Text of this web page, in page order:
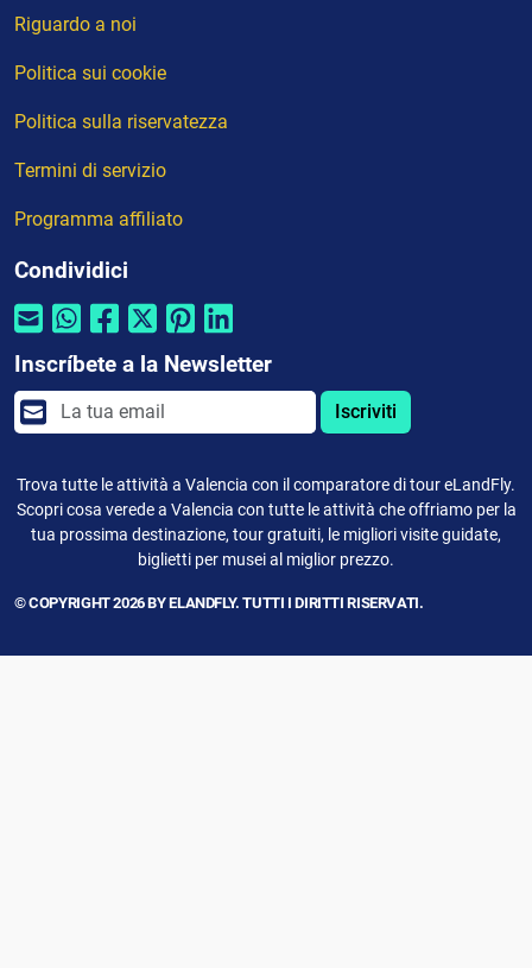
Riguardo a noi
Politica sui cookie
Politica sulla riservatezza
Termini di servizio
Programma affiliato
Condividici
Inscríbete a la Newsletter
Iscriviti
Trova tutte le attività a Valencia con il comparatore di tour eLandFly.
Scopri cosa verede a Valencia con tutte le attività che offriamo per la
tua prossima destinazione, tour gratuiti, le migliori visite guidate,
biglietti per musei al miglior prezzo.
© COPYRIGHT 2026 BY ELANDFLY. TUTTI I DIRITTI RISERVATI.